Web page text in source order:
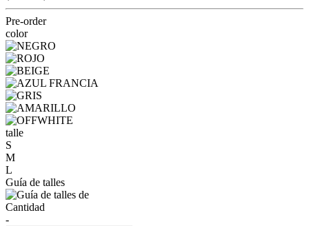
Pre-order
color
talle
S
M
L
Guía de talles
Cantidad
-